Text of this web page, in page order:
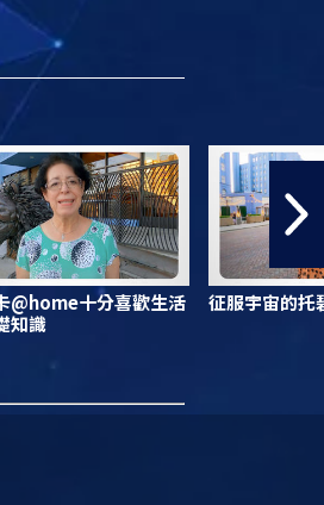
@home十分喜歡生活
知識
征服宇宙的